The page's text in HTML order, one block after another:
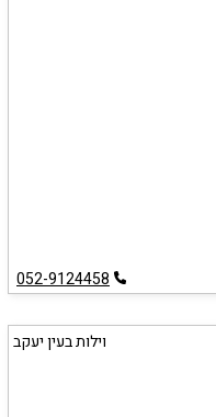
052-9124458
וילות בעין יעקב